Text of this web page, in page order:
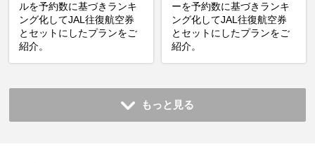
ルを予約数に基づきランキ
ング化してJAL往復航空券
とセットにしたプランをご
紹介。
ーを予約数に基づきランキ
ング化してJAL往復航空券
とセットにしたプランをご
紹介。
もっと見る